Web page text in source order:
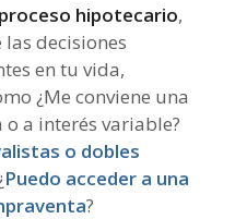
hipotecario,
decisiones
en tu vida,
¿Me conviene una
a interés variable?
o dobles
Puedo acceder a una
?